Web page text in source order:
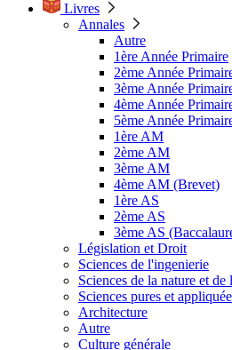
Livres
Annales
Autre
1ère Année Primaire
2ème Année
3ème Année
4ème Année
5ème Année
1ère AM
2ème AM
3ème AM
4ème AM (Brevet)
1ère AS
2ème AS
3ème AS
Législation et Droit
Sciences de l'ingenierie
Sciences de la nature et
Sciences pures et
Architecture
Autre
Culture générale